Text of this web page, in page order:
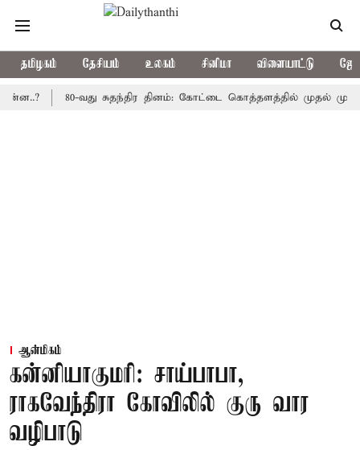
தமிழகம் தேசியம் உலகம் சினிமா விளையாட்டு
80-வது சுதந்திர தினம்: கோட்டை கொத்தளத்தில் முதல் முறையாக
ஆன்மிகம்
கன்னியாகுமரி: சாய்பாபா,
ராகவேந்திரா கோவிலில் குரு வார
வழிபாடு